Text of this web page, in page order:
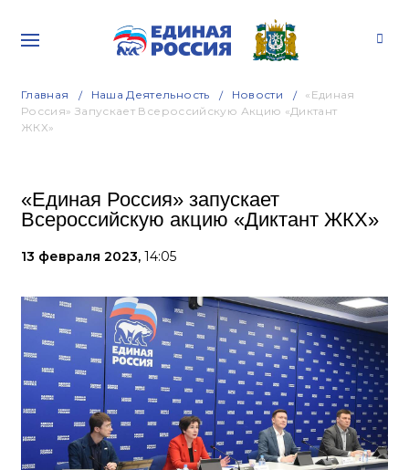
Главная Наша Деятельность Новости
«Единая
Россия» Запускает Всероссийскую Акцию «Диктант
ЖКХ»
«Единая Россия» запускает
Всероссийскую акцию «Диктант ЖКХ»
13 февраля 2023, 14:05